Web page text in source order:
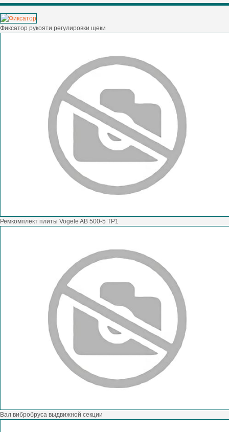
Фиксатор рукояти регулировки щеки
Ремкомплект плиты Vogele AB 500-5 TP1
Вал вибробруса выдвижной секции